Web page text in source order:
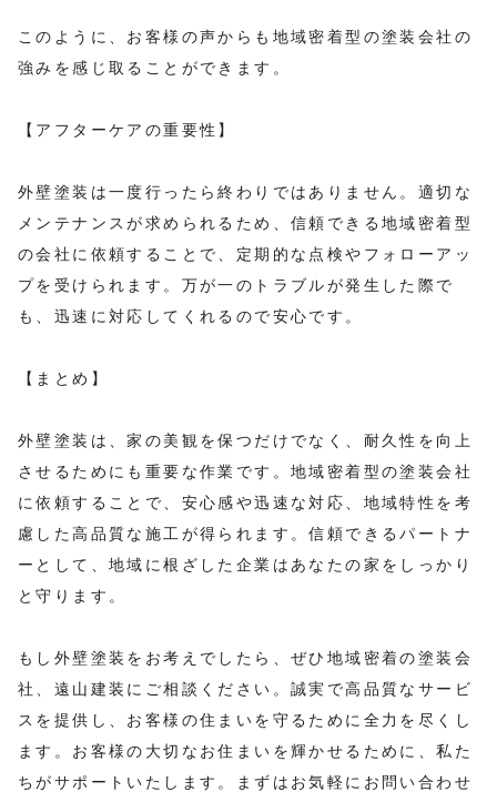
このように、お客様の声からも地域密着型の塗装会社の
強みを感じ取ることができます。
【アフターケアの重要性】
外壁塗装は一度行ったら終わりではありません。適切な
メンテナンスが求められるため、信頼できる地域密着型
の会社に依頼することで、定期的な点検やフォローアッ
プを受けられます。万が一のトラブルが発生した際で
も、迅速に対応してくれるので安心です。
【まとめ】
外壁塗装は、家の美観を保つだけでなく、耐久性を向上
させるためにも重要な作業です。地域密着型の塗装会社
に依頼することで、安心感や迅速な対応、地域特性を考
慮した高品質な施工が得られます。信頼できるパートナ
ーとして、地域に根ざした企業はあなたの家をしっかり
と守ります。
もし外壁塗装をお考えでしたら、ぜひ地域密着の塗装会
社、遠山建装にご相談ください。誠実で高品質なサービ
スを提供し、お客様の住まいを守るために全力を尽くし
ます。お客様の大切なお住まいを輝かせるために、私た
ちがサポートいたします。まずはお気軽にお問い合わせ